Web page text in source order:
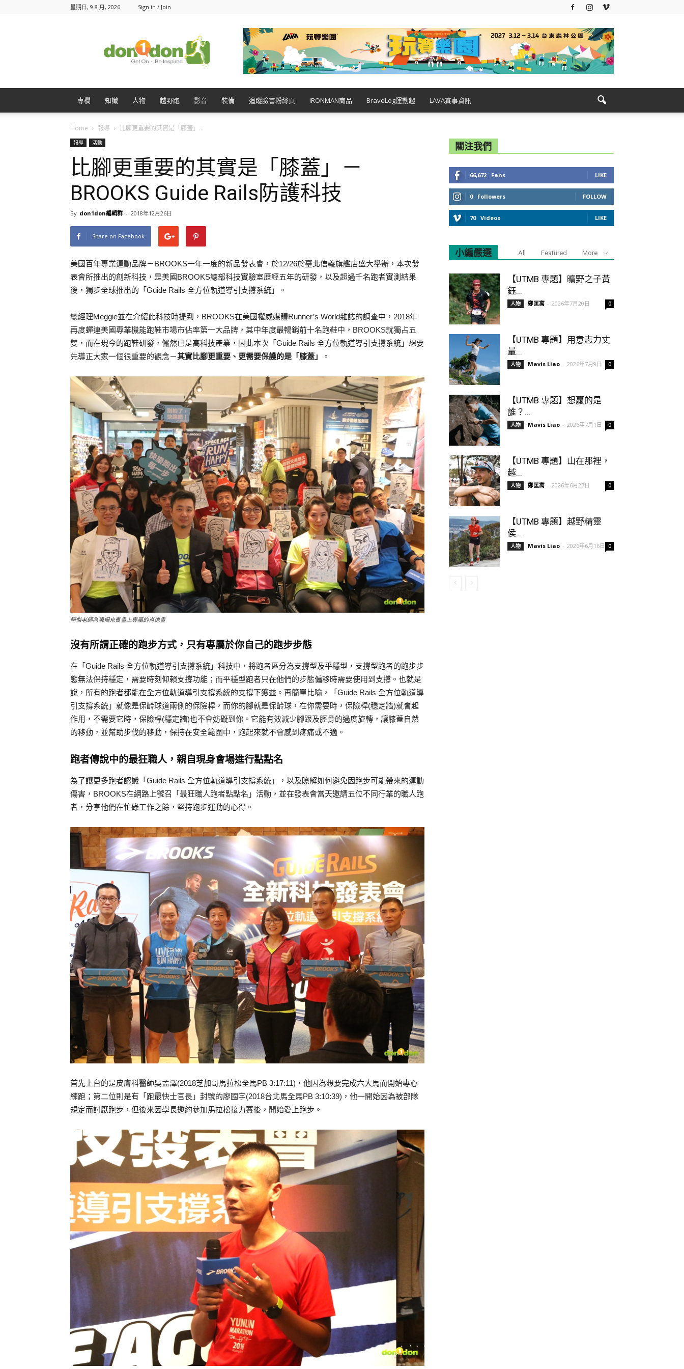
星期日, 9 8 月, 2026 Sign in / Join
專欄 知識 人物 越野跑 影音 裝備 追蹤臉書粉絲頁 IRONMAN商品 BraveLog運動趣 LAVA賽事資訊
Home 報導 比腳更重要的其實是「膝蓋」...
報導 活動
比腳更重要的其實是「膝蓋」－
BROOKS Guide Rails防護科技
By don1don編輯群 - 2018年12月26日
Share on Facebook
美國百年專業運動品牌－BROOKS一年一度的新品發表會，於12/26於臺北信義旗艦店盛大舉辦，本次發
表會所推出的創新科技，是美國BROOKS總部科技實驗室歷經五年的研發，以及超過千名跑者實測結果
後，獨步全球推出的「Guide Rails 全方位軌道導引支撐系統」。
總經理Meggie並在介紹此科技時提到，BROOKS在美國權威媒體Runner’s World雜誌的調查中，2018年
再度蟬連美國專業機能跑鞋市場市佔率第一大品牌，其中年度最暢銷前十名跑鞋中，BROOKS就獨占五
雙，而在現今的跑鞋研發，儼然已是高科技產業，因此本次「Guide Rails 全方位軌道導引支撐系統」想要
先導正大家一個很重要的觀念－其實比腳更重要、更需要保護的是「膝蓋」 。
阿傑老師為現場來賓畫上專屬的肖像畫
沒有所謂正確的跑步方式，只有專屬於你自己的跑步步態
在「Guide Rails 全方位軌道導引支撐系統」科技中，將跑者區分為支撐型及平穩型，支撐型跑者的跑步步
態無法保持穩定，需要時刻仰賴支撐功能；而平穩型跑者只在他們的步態偏移時需要使用到支撐。也就是
說，所有的跑者都能在全方位軌道導引支撐系統的支撐下獲益。再簡單比喻，「Guide Rails 全方位軌道導
引支撐系統」就像是保齡球道兩側的保險桿，而你的腳就是保齡球，在你需要時，保險桿(穩定牆)就會起
作用，不需要它時，保險桿(穩定牆)也不會妨礙到你。它能有效減少腳跟及脛骨的過度旋轉，讓膝蓋自然
的移動，並幫助步伐的移動，保持在安全範圍中，跑起來就不會感到疼痛或不適。
跑者傳說中的最狂職人，親自現身會場進行點點名
為了讓更多跑者認識「Guide Rails 全方位軌道導引支撐系統」，以及瞭解如何避免因跑步可能帶來的運動
傷害，BROOKS在網路上號召「最狂職人跑者點點名」活動，並在發表會當天邀請五位不同行業的職人跑
者，分享他們在忙碌工作之餘，堅持跑步運動的心得。
首先上台的是皮膚科醫師吳孟澤(2018芝加哥馬拉松全馬PB 3:17:11)，他因為想要完成六大馬而開始專心
練跑；第二位則是有「跑最快士官長」封號的廖國宇(2018台北馬全馬PB 3:10:39)，他一開始因為被部隊
規定而討厭跑步，但後來因學長邀約參加馬拉松接力賽後，開始愛上跑步。
關注我們
66,672 Fans LIKE
0 Followers FOLLOW
70 Videos LIKE
小編嚴選 All Featured More
【UTMB 專題】曠野之子黃
鈺...
人物 鄭匡寓 - 2026年7月20日 0
【UTMB 專題】用意志力丈
量...
人物 Mavis Liao - 2026年7月9日 0
【UTMB 專題】想贏的是
誰？...
人物 Mavis Liao - 2026年7月1日 0
【UTMB 專題】山在那裡，
越...
人物 鄭匡寓 - 2026年6月27日 0
【UTMB 專題】越野精靈
侯...
人物 Mavis Liao - 2026年6月16日 0